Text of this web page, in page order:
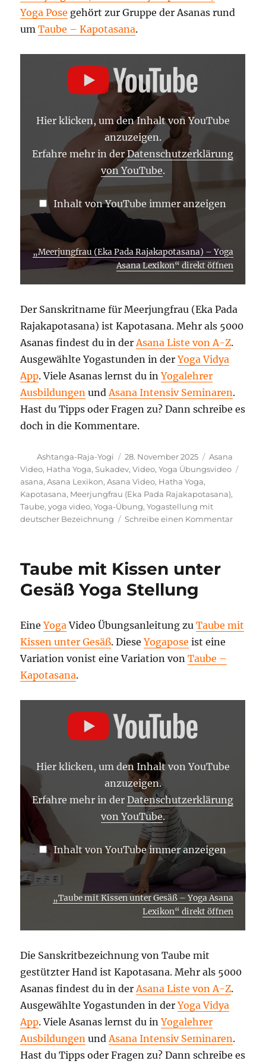
–
Yoga Pose gehört zur Gruppe der Asanas rund
umTaube – Kapotasana.
„MEERJUNGFRAU
RAJAKAPOTASANA)
ASANA
LEXIKON“
YOUTUBE
ANZEIGEN
Hier klicken, um den Inhalt von YouTube
anzuzeigen.
Erfahre mehr in derDatenschutzerklärung
von YouTube.
Inhalt von YouTube immer anzeigen
„Meerjungfrau (Eka Pada Rajakapotasana) – Yoga
Asana Lexikon“ direkt öffnen
Der Sanskritname für Meerjungfrau (Eka Pada
Rajakapotasana) ist Kapotasana. Mehr als 5000
Asanas findest du in derAsana Liste von A-Z.
Ausgewählte Yogastunden in derYoga Vidya
App. Viele Asanas lernst du inYogalehrer
Ausbildungen undAsana Intensiv Seminaren.
Hast du Tipps oder Fragen zu? Dann schreibe es
doch in die Kommentare.
Autor
Ashtanga-Raja-Yogi
Veröffentlicht
am
28. November 2025 Kategorien
Asana
Video, Hatha Yoga,Sukadev,Video,Yoga Übungsvideo
asana,Asana Lexikon,Asana Video, Hatha Yoga,
Kapotasana, Meerjungfrau (Eka Pada Rajakapotasana),
Taube,yoga video,Yoga-Übung,Yogastellung mit
deutscher Bezeichnung
Schreibe einen Kommentarzu
Taube mit Kissen unter
Gesäß Yoga Stellung
EineYogaVideo Übungsanleitung zuTaube mit
Kissen unter Gesäß. DieseYogapose ist eine
Variation vonist eine Variation vonTaube –
Kapotasana.
OGA A
SANA L
ON Y
OUTUBE A
NZEIGEN
Hier klicken, um den Inhalt von YouTube
anzuzeigen.
Erfahre mehr in derDatenschutzerklärung
von YouTube.
Inhalt von YouTube immer anzeigen
„Taube mit Kissen unter Gesäß – Yoga Asana
Lexikon“ direkt öffnen
Die Sanskritbezeichnung von Taube mit
gestützter Hand ist Kapotasana. Mehr als 5000
Asanas findest du in derAsana Liste von A-Z.
Ausgewählte Yogastunden in derYoga Vidya
App. Viele Asanas lernst du inYogalehrer
Ausbildungen undAsana Intensiv Seminaren.
Hast du Tipps oder Fragen zu? Dann schreibe es